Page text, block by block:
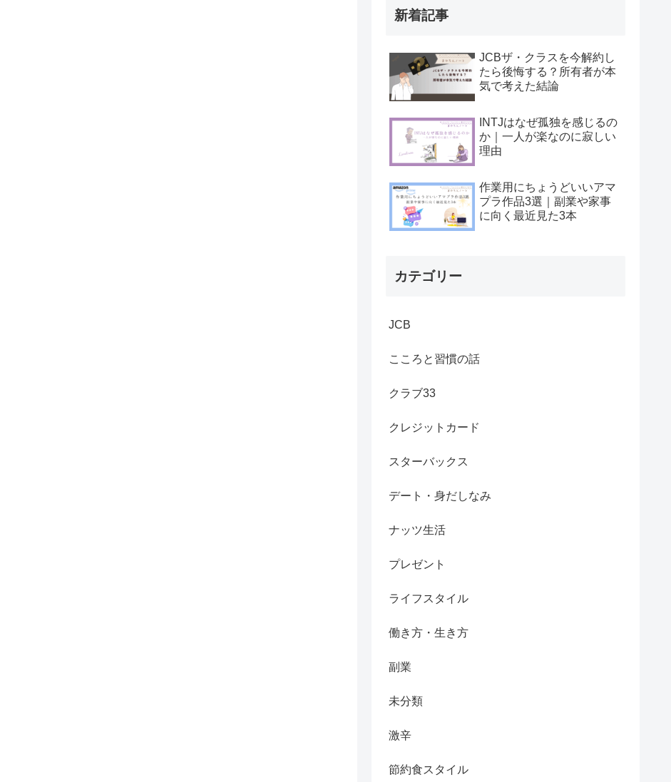
新着記事
JCBザ・クラスを今解約し
たら後悔する？所有者が本
気で考えた結論
INTJはなぜ孤独を感じるの
か｜一人が楽なのに寂しい
理由
作業用にちょうどいいアマ
プラ作品3選｜副業や家事
に向く最近見た3本
カテゴリー
JCB
こころと習慣の話
クラブ33
クレジットカード
スターバックス
デート・身だしなみ
ナッツ生活
プレゼント
ライフスタイル
働き方・生き方
副業
未分類
激辛
節約食スタイル